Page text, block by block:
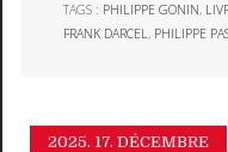
TAGS : PHILIPPE GONIN,
FRANK DARCEL, PHILIPPE
2025. 17. DÉCEMBRE